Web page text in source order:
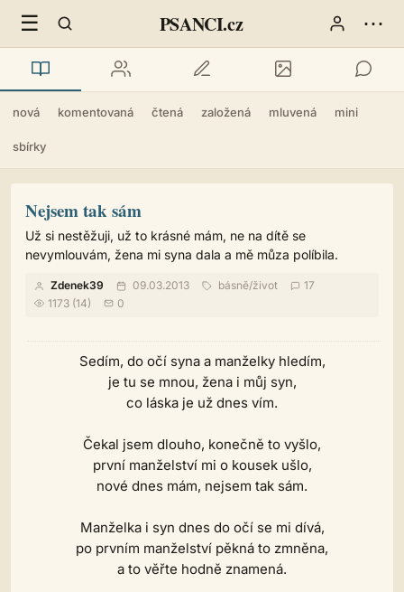
☰ PSANCI.cz ⋯
nová komentovaná čtená založená mluvená mini
sbírky
Nejsem tak sám
Už si nestěžuji, už to krásné mám, ne na dítě se
nevymlouvám, žena mi syna dala a mě můza políbila.
Zdenek39 09.03.2013 básně/život
17
1173 (14)
0
Sedím, do očí syna a manželky hledím,
je tu se mnou, žena i můj syn,
co láska je už dnes vím.
Čekal jsem dlouho, konečně to vyšlo,
první manželství mi o kousek ušlo,
nové dnes mám, nejsem tak sám.
Manželka i syn dnes do očí se mi dívá,
po prvním manželství pěkná to zmněna,
a to věřte hodně znamená.